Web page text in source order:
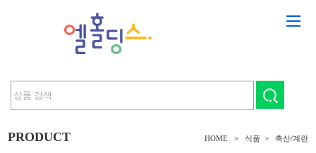
PRODUCT HOME> 식품 > 축산/계란